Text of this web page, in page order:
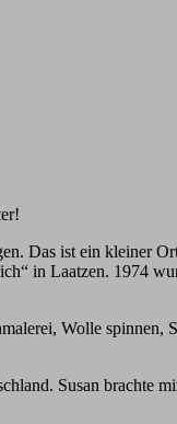
Das ist ein kleiner
in Laatzen. 1974
Wolle
Susan brachte